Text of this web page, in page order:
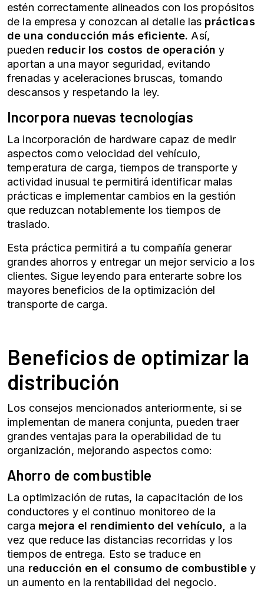
estén correctamente alineados con los propósitos
de la empresa y conozcan al detalle las prácticas
de una conducción más eficiente. Así,
pueden reducir los costos de operación y
aportan a una mayor seguridad, evitando
frenadas y aceleraciones bruscas, tomando
descansos y respetando la ley.
Incorpora nuevas tecnologías
La incorporación de hardware capaz de medir
aspectos como velocidad del vehículo,
temperatura de carga, tiempos de transporte y
actividad inusual te permitirá identificar malas
prácticas e implementar cambios en la gestión
que reduzcan notablemente los tiempos de
traslado.
Esta práctica permitirá a tu compañía generar
grandes ahorros y entregar un mejor servicio a los
clientes. Sigue leyendo para enterarte sobre los
mayores beneficios de la optimización del
transporte de carga.
Beneficios de optimizar la
distribución
Los consejos mencionados anteriormente, si se
implementan de manera conjunta, pueden traer
grandes ventajas para la operabilidad de tu
organización, mejorando aspectos como:
Ahorro de combustible
La optimización de rutas, la capacitación de los
conductores y el continuo monitoreo de la
carga mejora el rendimiento del vehículo,
a la
vez que reduce las distancias recorridas y los
tiempos de entrega. Esto se traduce en
una reducción en el consumo de combustible y
un aumento en la rentabilidad del negocio.